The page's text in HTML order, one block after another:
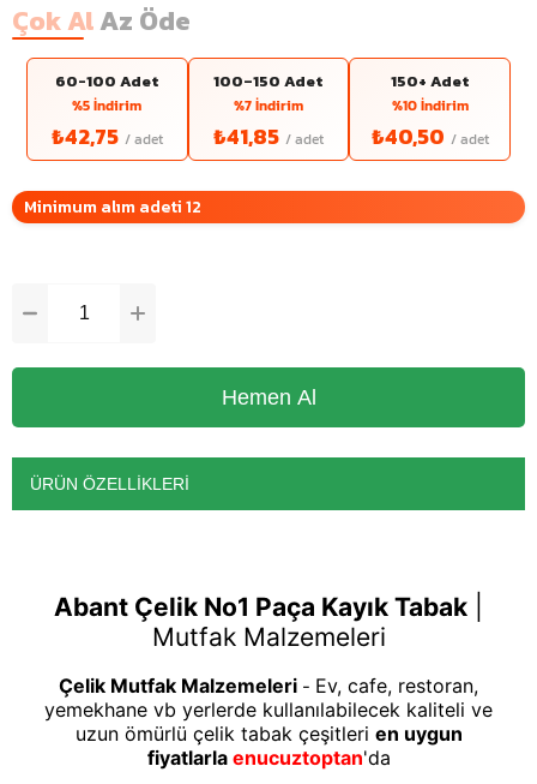
Çok AlAz Öde
60-100 Adet
%5 İndirim
₺42,75
100–150 Adet
%7 İndirim
₺41,85
150+ Adet
%10 İndirim
₺40,50
Minimum alım adeti 12
ÜRÜN ÖZELLIKLERI
Abant Çelik No1 Paça Kayık Tabak
Mutfak Malzemeleri
Çelik Mutfak Malzemeleri - Ev, cafe, restoran,
yemekhane vb yerlerde kullanılabilecek kaliteli ve
uzun ömürlü çelik tabak çeşitleri en uygun
fiyatlarla enucuztoptan'da